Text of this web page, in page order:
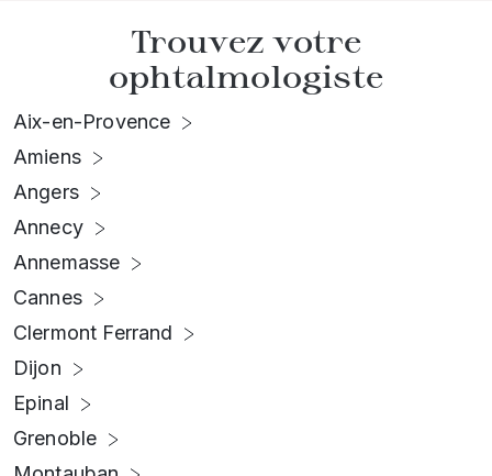
Trouvez votre
ophtalmologiste
Aix-en-Provence
Amiens
Angers
Annecy
Annemasse
Cannes
Clermont Ferrand
Dijon
Epinal
Grenoble